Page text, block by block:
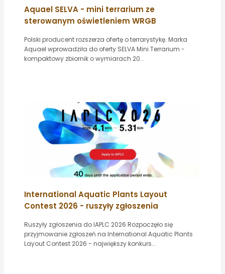
Aquael SELVA - mini terrarium ze
sterowanym oświetleniem WRGB
Polski producent rozszerza ofertę o terrarystykę. Marka
Aquael wprowadziła do oferty SELVA Mini Terrarium -
kompaktowy zbiornik o wymiarach 20...
International Aquatic Plants Layout
Contest 2026 - ruszyły zgłoszenia
Ruszyły zgłoszenia do IAPLC 2026 Rozpoczęło się
przyjmowanie zgłoszeń na International Aquatic Plants
Layout Contest 2026 - największy konkurs...